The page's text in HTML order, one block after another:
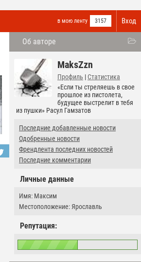
Вход
в мою ленту 3157
Об авторе
MaksZzn
Профиль | Статистика
«Если ты стреляешь в свое
прошлое из пистолета,
будущее выстрелит в тебя
из пушки» Расул Гамзатов
Последние добавленные новости
Одобренные новости
Френдлента последних новостей
Последние комментарии
Личные данные
Имя: Максим
Местоположение: Ярославль
Репутация: